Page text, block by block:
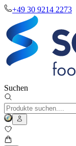
+49 30 9214 2273
Suchen